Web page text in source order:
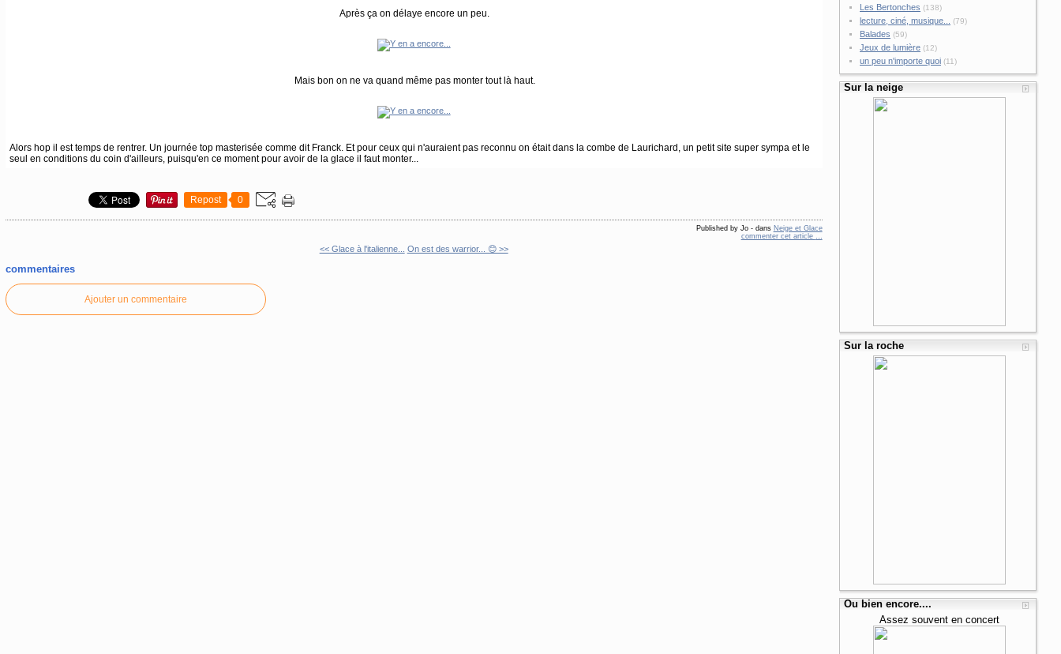
Après ça on délaye encore un peu.
Mais bon on ne va quand même pas monter tout là haut.
Alors hop il est temps de rentrer. Un journée top masterisée comme dit Franck. Et pour ceux qui n'auraient pas reconnu on était dans la combe de Laurichard, un petit site super sympa et le
seul en conditions du coin d'ailleurs, puisqu'en ce moment pour avoir de la glace il faut monter...
Repost 0
Published by Jo -dans Neige et Glace
commenter cet article …
<< Glace à l'italienne... On est des warrior... 😊 >>
commentaires
Ajouter un commentaire
Les Bertonches (138)
lecture, ciné, musique... (79)
Balades (59)
Jeux de lumière (12)
un peu n'importe quoi (11)
Sur la neige
Sur la roche
Ou bien encore....
Assez souvent en concert